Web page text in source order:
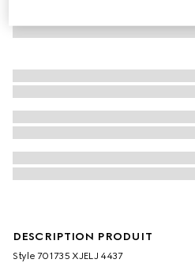
DESCRIPTION PRODUIT
Style ‎701735 XJELJ 4437